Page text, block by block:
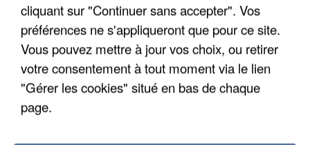
cliquant sur "Continuer sans accepter". Vos
préférences ne s'appliqueront que pour ce site.
Vous pouvez mettre à jour vos choix, ou retirer
votre consentement à tout moment via le lien
"Gérer les cookies" situé en bas de chaque
page.